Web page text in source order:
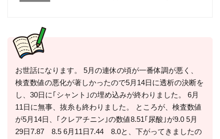
お世話になります。 5月の連休の頃が一番体調が悪く、
検査数値の悪化が著しかったので5月14日に透析の決断を
し、30日に｢シャント｣の埋め込みが終わりました。 6月
11日に無事、抜糸も終わりました。 ところが、検査数値
が5月14日、｢クレアチニン｣の数値8.51｢尿酸｣が9.0 5月
29日7.87 8.5 6月11日7.44 8.0と、下がってきましたの